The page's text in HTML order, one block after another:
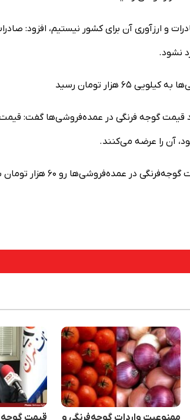
و ارزآوری آن برای کشور نیستیم، افزود:
نشود.
هزار تومان رسید
۶۰ هزار تومان باشد، در خرده‌فروشی کیلویی ۸۰ هزار تومان است.